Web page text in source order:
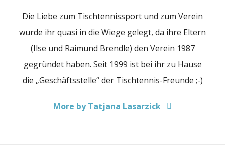
Die Liebe zum Tischtennissport und zum Verein
wurde ihr quasi in die Wiege gelegt, da ihre Eltern
(Ilse und Raimund Brendle) den Verein 1987
gegründet haben. Seit 1999 ist bei ihr zu Hause
die „Geschäftsstelle“ der Tischtennis-Freunde ;-)
More by Tatjana Lasarzick